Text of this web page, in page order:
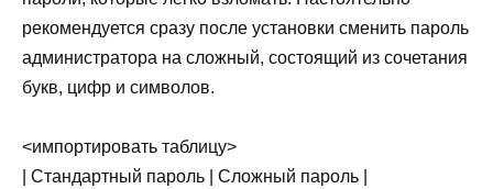
рекомендуется сразу после установки сменить пароль
администратора на сложный, состоящий из сочетания
букв, цифр и символов.
<импортировать таблицу>
| Стандартный пароль | Сложный пароль |